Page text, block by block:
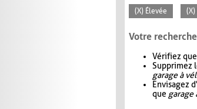
(X) Élevée (X)
Votre
Vérifiez
Supprimez
garage à
Envisagez
que garage